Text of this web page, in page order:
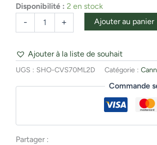
Disponibilité : 2 en stock
- + Ajouter au panier
Ajouter à la liste de souhait
UGS : SHO-CVS70ML2D Catégorie :
Commande
Partager :